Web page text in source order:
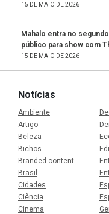
15 DE MAIO DE 2026
Mahalo entra no
público para show com
15 DE MAIO DE 2026
Notícias
Ambiente
Artigo
Beleza
Bichos
Branded content
Brasil
Cidades
Ciência
Cinema